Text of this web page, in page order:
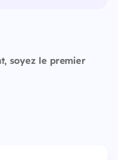
soyez le premier